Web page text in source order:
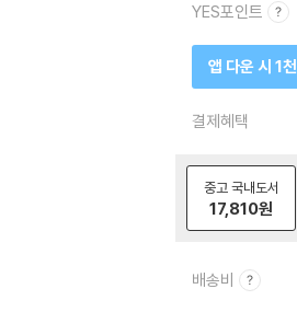
YES포인트
앱 다운 시 1
결제혜택
중고 국내도서
17,810원
배송비